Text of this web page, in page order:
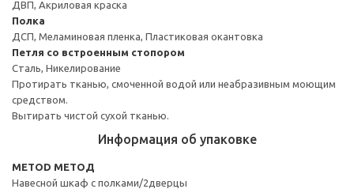
ДВП, Акриловая краска
Полка
ДСП, Меламиновая пленка, Пластиковая окантовка
Петля со встроенным стопором
Сталь, Никелирование
Протирать тканью, смоченной водой или неабразивным моющим
средством.
Вытирать чистой сухой тканью.
Информация об упаковке
METOD МЕТОД
Навесной шкаф с полками/2дверцы